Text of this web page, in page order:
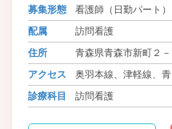
募集形態
看護師（日勤パート）
配属
訪問看護
住所
青森県青森市新町２
アクセス
奥羽本線、津軽線、
診療科目
訪問看護